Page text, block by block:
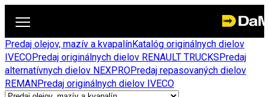
Predaj olejov, mazív a kvapalínKatalóg originálnych dielov
IVECOPredaj originálnych dielov RENAULT TRUCKSPredaj
alternatívnych dielov NEXPROPredaj repasovaných dielov
REMANPredaj originálnych dielov IVECO